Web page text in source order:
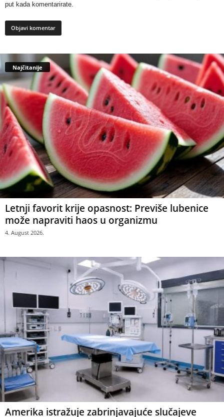
put kada komentarirate.
Najčitanije
Letnji favorit krije opasnost: Previše lubenice
može napraviti haos u organizmu
4. August 2026.
Amerika istražuje zabrinjavajuće slučajeve